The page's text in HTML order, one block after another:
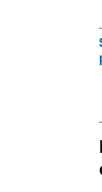
записям